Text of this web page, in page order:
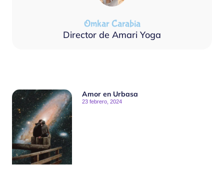
Omkar Carabia
Director de Amari Yoga
Amor en Urbasa
23 febrero, 2024